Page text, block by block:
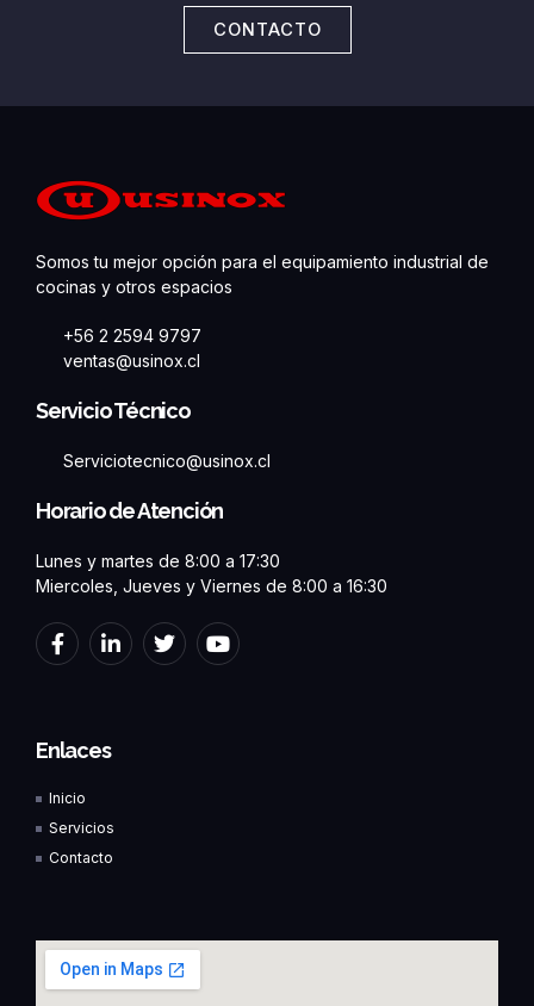
CONTACTO
Somos tu mejor opción para el equipamiento industrial de
cocinas y otros espacios
+56 2 2594 9797
ventas@usinox.cl
Servicio Técnico
Serviciotecnico@usinox.cl
Horario de Atención
Lunes y martes de 8:00 a 17:30
Miercoles, Jueves y Viernes de 8:00 a 16:30
F
a
o
o
-
f
L
i
i
i
T
w
Y
o
Enlaces
Inicio
Servicios
Contacto